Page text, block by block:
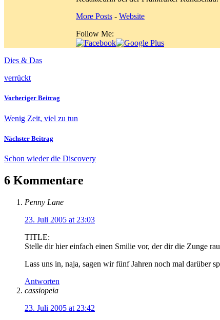
More Posts - Website
Follow Me:
Dies & Das
verrückt
Vorheriger Beitrag
Wenig Zeit, viel zu tun
Nächster Beitrag
Schon wieder die Discovery
6 Kommentare
Penny Lane
23. Juli 2005 at 23:03
TITLE:
Stelle dir hier einfach einen Smilie vor, der dir die Zunge
Lass uns in, naja, sagen wir fünf Jahren noch mal darüber
Antworten
cassiopeia
23. Juli 2005 at 23:42